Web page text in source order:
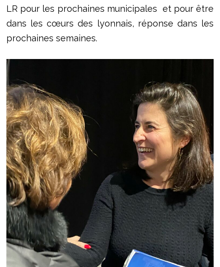
LR pour les prochaines municipales et pour être
dans les cœurs des lyonnais, réponse dans les
prochaines semaines.